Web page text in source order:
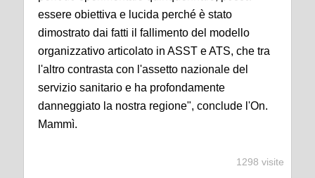
essere obiettiva e lucida perché è stato
dimostrato dai fatti il fallimento del modello
organizzativo articolato in ASST e ATS, che tra
l'altro contrasta con l'assetto nazionale del
servizio sanitario e ha profondamente
danneggiato la nostra regione", conclude l'On.
Mammì.
1298 visite